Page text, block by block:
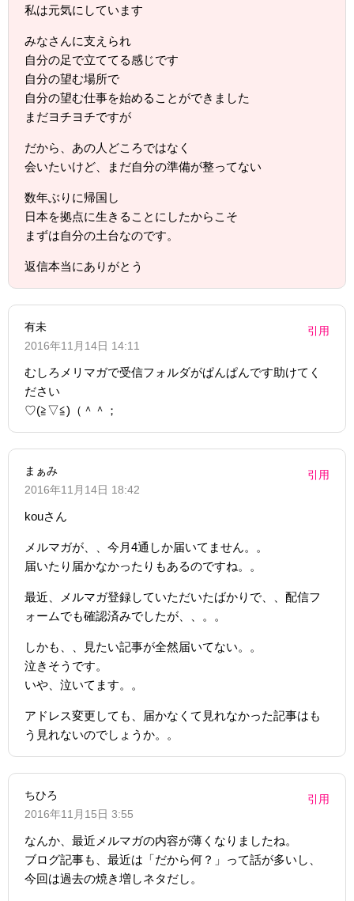
私は元気にしています
みなさんに支えられ
自分の足で立ててる感じです
自分の望む場所で
自分の望む仕事を始めることができました
まだヨチヨチですが
だから、あの人どころではなく
会いたいけど、まだ自分の準備が整ってない
数年ぶりに帰国し
日本を拠点に生きることにしたからこそ
まずは自分の土台なのです。
返信本当にありがとう
有未
2016年11月14日 14:11
引用
むしろメリマガで受信フォルダがぱんぱんです助けてく
ださい
♡(≧▽≦)（＾＾；
まぁみ
2016年11月14日 18:42
引用
kouさん
メルマガが、、今月4通しか届いてません。。
届いたり届かなかったりもあるのですね。。
最近、メルマガ登録していただいたばかりで、、配信フ
ォームでも確認済みでしたが、、。。
しかも、、見たい記事が全然届いてない。。
泣きそうです。
いや、泣いてます。。
アドレス変更しても、届かなくて見れなかった記事はも
う見れないのでしょうか。。
ちひろ
2016年11月15日 3:55
引用
なんか、最近メルマガの内容が薄くなりましたね。
ブログ記事も、最近は「だから何？」って話が多いし、
今回は過去の焼き増しネタだし。